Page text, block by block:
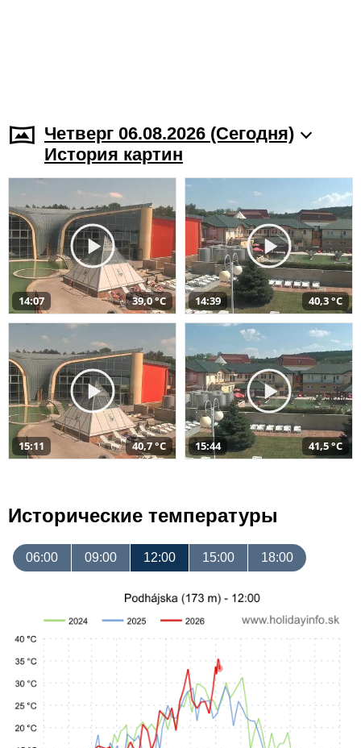
Четверг 06.08.2026 (Cегодня)
История картин
14:07 39,0 °C 14:39 40,3 °C
15:11 40,7 °C 15:44 41,5 °C
Исторические температуры
06:00 09:00 12:00 15:00 18:00